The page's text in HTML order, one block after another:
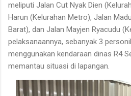
meliputi Jalan Cut Nyak Dien
Harun (Kelurahan Metro), Jalan
Barat), dan Jalan Mayjen Ryacudu
pelaksanaannya, sebanyak 3
menggunakan kendaraan dinas R4
memantau situasi di lapangan.